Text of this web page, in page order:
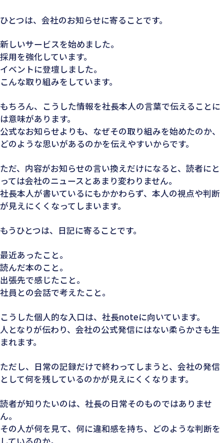
ひとつは、会社のお知らせに寄ることです。
新しいサービスを始めました。
採用を強化しています。
イベントに登壇しました。
こんな取り組みをしています。
もちろん、こうした情報を社長本人の言葉で伝えることに
は意味があります。
公式なお知らせよりも、なぜその取り組みを始めたのか、
どのような思いがあるのかを伝えやすいからです。
ただ、内容がお知らせの言い換えだけになると、読者にと
っては会社のニュースとあまり変わりません。
社長本人が書いているにもかかわらず、本人の視点や判断
が見えにくくなってしまいます。
もうひとつは、日記に寄ることです。
最近あったこと。
読んだ本のこと。
出張先で感じたこと。
社員との会話で考えたこと。
こうした個人的な入口は、社長noteに向いています。
人となりが伝わり、会社の公式発信にはない柔らかさも生
まれます。
ただし、日常の記録だけで終わってしまうと、会社の発信
として何を残しているのかが見えにくくなります。
読者が知りたいのは、社長の日常そのものではありませ
ん。
その人が何を見て、何に違和感を持ち、どのような判断を